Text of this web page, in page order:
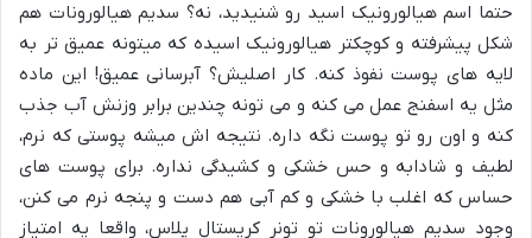
حتما اسم هیالورونیک اسید رو شنیدید، نه؟ سدیم هیالورونات هم
شکل پیشرفته و کوچکتر هیالورونیک اسیده که میتونه عمیق تر به
لایه های پوست نفوذ کنه. کار اصلیش؟ آبرسانی عمیق! این ماده
مثل یه اسفنج عمل می کنه و می تونه چندین برابر وزنش آب جذب
کنه و اون رو تو پوست نگه داره. نتیجه اش میشه پوستی که نرم،
لطیف و شادابه و حس خشکی و کشیدگی نداره. برای پوست های
حساس که اغلب با خشکی و کم آبی هم دست و پنجه نرم می کنن،
وجود سدیم هیالورونات تو تونر کریستال پلاس، واقعا یه امتیاز